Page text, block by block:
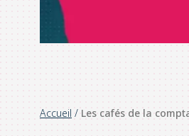
Accueil / Les cafés de la